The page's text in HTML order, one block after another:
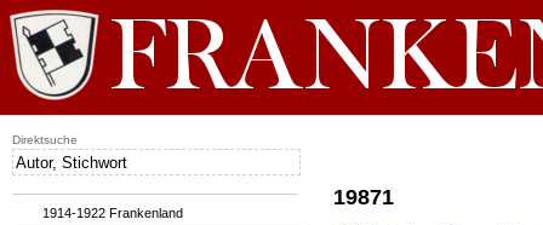
19871
1914-1922 Frankenland
Direktsuche